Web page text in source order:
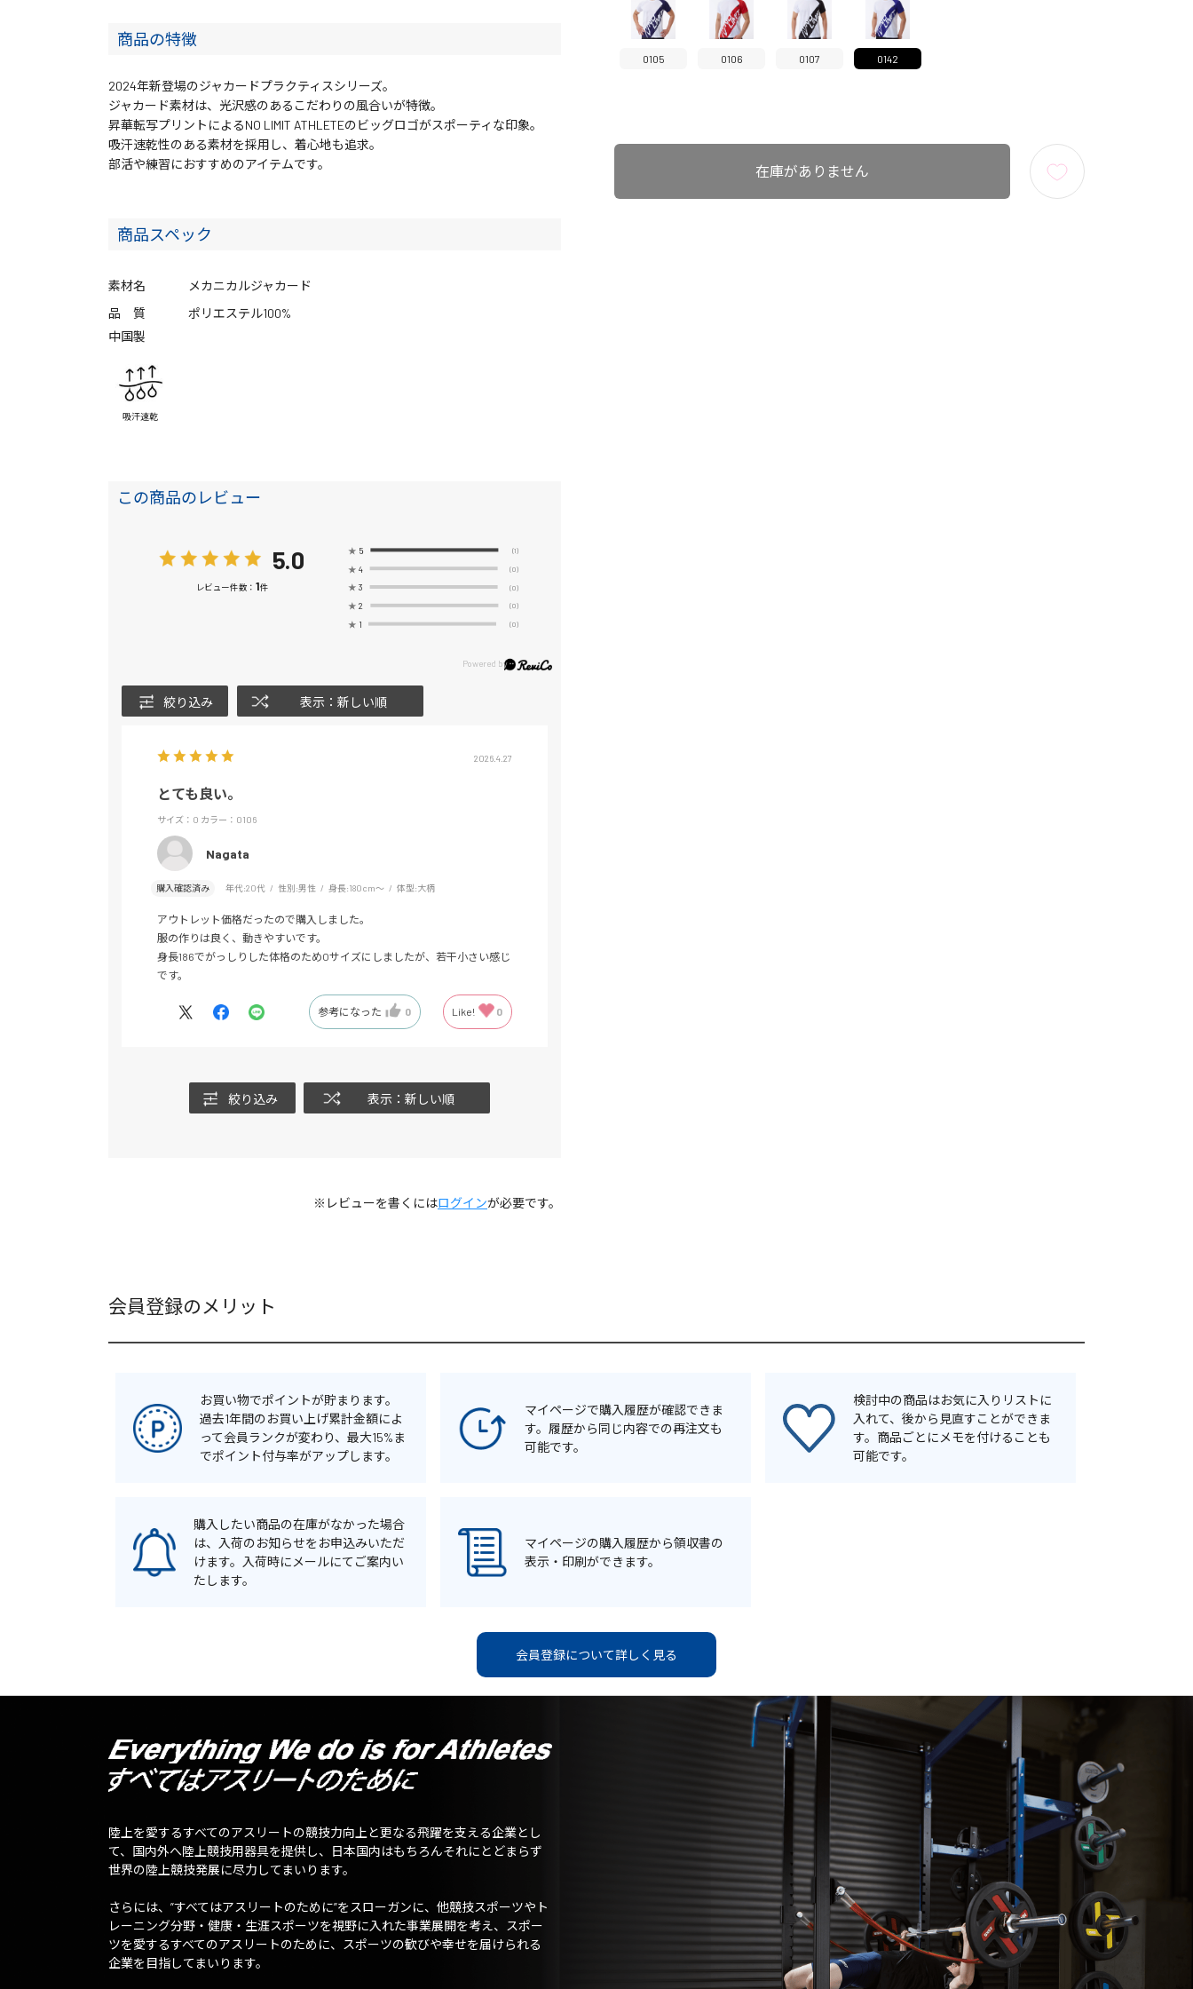
商品の特徴
2024年新登場のジャカードプラクティスシリーズ。
ジャカード素材は、光沢感のあるこだわりの風合いが特徴。
昇華転写プリントによるNO LIMIT ATHLETEのビッグロゴがスポーティな印象。
吸汗速乾性のある素材を採用し、着心地も追求。
部活や練習におすすめのアイテムです。
商品スペック
素材名
メカニカルジャカード
品 質
ポリエステル100%
中国製
吸汗速乾
この商品のレビュー
5.0
レビュー件数： 1件
★ 5 (1)
★ 4 (0)
★ 3 (0)
★ 2 (0)
★ 1 (0)
絞り込み 表示：新しい順
2026.4.27
とても良い。
サイズ：O カラー：0106
Nagata
購入確認済み 年代:20代 性別:男性 身長:180cm～ 体型:大柄
アウトレット価格だったので購入しました。
服の作りは良く、動きやすいです。
身長186でがっしりした体格のためOサイズにしましたが、若干小さい感じ
です。
参考になった 0 Like! 0
絞り込み 表示：新しい順
※レビューを書くにはログインが必要です。
0105 0106 0107 0142
在庫がありません
会員登録のメリット
お買い物でポイントが貯まります。
過去1年間のお買い上げ累計金額によ
って会員ランクが変わり、最大15%ま
でポイント付与率がアップします。
マイページで購入履歴が確認できま
す。履歴から同じ内容での再注文も
可能です。
検討中の商品はお気に入りリストに
入れて、後から見直すことができま
す。商品ごとにメモを付けることも
可能です。
購入したい商品の在庫がなかった場合
は、入荷のお知らせをお申込みいただ
けます。入荷時にメールにてご案内い
たします。
マイページの購入履歴から領収書の
表示・印刷ができます。
会員登録について詳しく見る
陸上を愛するすべてのアスリートの競技力向上と更なる飛躍を支える企業とし
て、国内外へ陸上競技用器具を提供し、日本国内はもちろんそれにとどまらず
世界の陸上競技発展に尽力してまいります。
さらには、”すべてはアスリートのために”をスローガンに、他競技スポーツやト
レーニング分野・健康・生涯スポーツを視野に入れた事業展開を考え、スポー
ツを愛するすべてのアスリートのために、スポーツの歓びや幸せを届けられる
企業を目指してまいります。